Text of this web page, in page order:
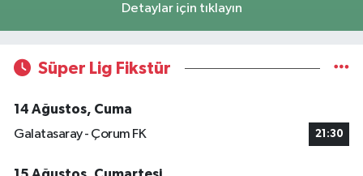
Detaylar için tıklayın
Süper Lig Fikstür
14 Ağustos, Cuma
Galatasaray - Çorum FK
21:30